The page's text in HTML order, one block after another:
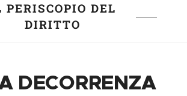
PERISCOPIO DEL
DIRITTO
DECORRENZA